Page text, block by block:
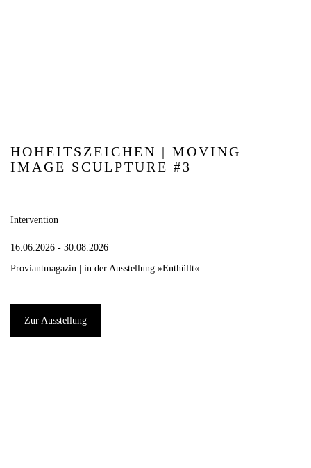
HOHEITSZEICHEN | MOVING
IMAGE SCULPTURE #3
Intervention
16.06.2026 - 30.08.2026
Proviantmagazin | in der Ausstellung »Enthüllt«
Zur Ausstellung